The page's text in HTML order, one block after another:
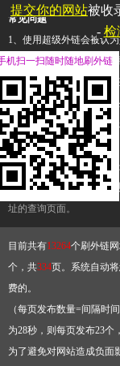
常见问题
1、使用超级外链会被认
查询工具，模拟的是正常
推广竞争对手的网址，让
2、网站优化单纯依靠超
链，需要结合普通的外链
台交换友情链接。
3、如何使用超级外链效果
有频繁使用超级外链工具
址的查询页面。
目前共有13264个刷外链
个，共334页。系统自动
费的。
（每页发布数量=间隔时
为28秒，则每页发布23个
为了避免对网站造成负面
提交你的网站被收
- 检
机扫一扫随时随地刷外链